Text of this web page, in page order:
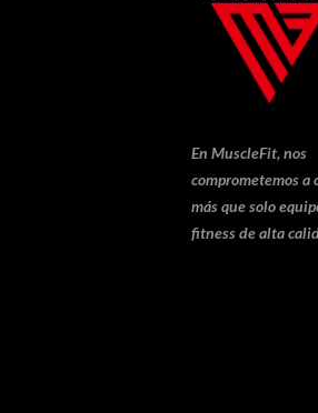
En MuscleFit, nos
comprometemos a
más que solo
fitness de alta